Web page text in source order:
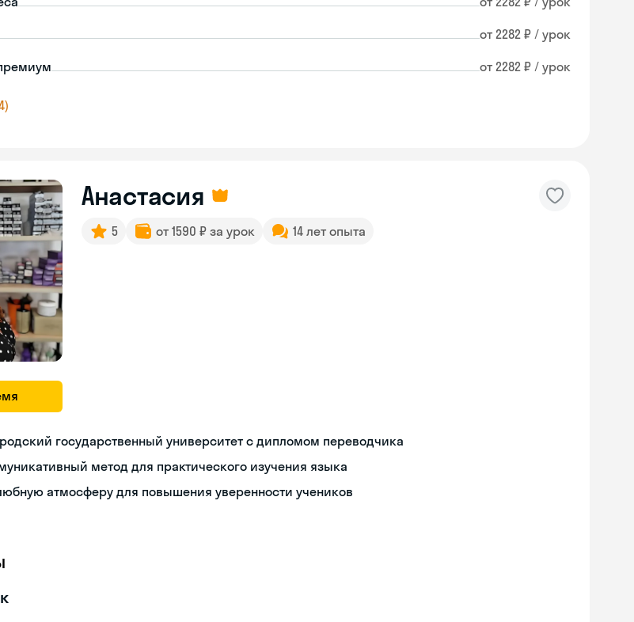
от 2282 ₽ / урок
от 2282 ₽ / урок
Анастасия
5 от 1590 ₽ за урок 14 лет опыта
государственный университет с дипломом переводчика
метод для практического изучения языка
атмосферу для повышения уверенности учеников